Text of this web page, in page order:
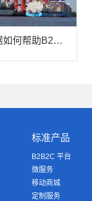
AI大数据如何帮助B2B2B大宗贸易平台升级
标准产品
B2B2C 平台
微服务
移动商城
定制服务